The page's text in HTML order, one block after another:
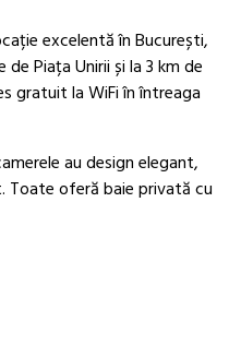
excelentă în București,
Piața Unirii și la 3 km de
gratuit la WiFi în întreaga
au design elegant,
Toate oferă baie privată cu